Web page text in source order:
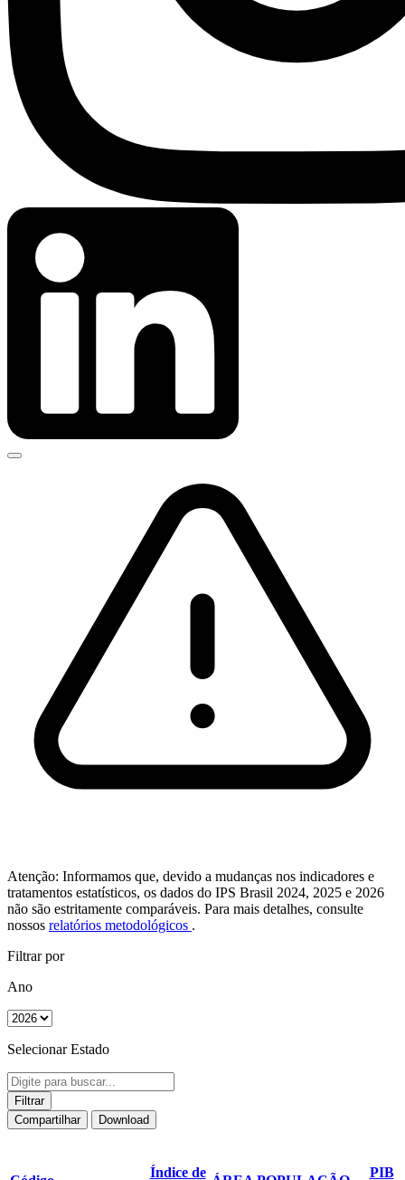
Atenção: Informamos que, devido a mudanças nos indicadores e
tratamentos estatísticos, os dados do IPS Brasil 2024, 2025 e 2026
não são estritamente comparáveis. Para mais detalhes, consulte
nossos relatórios metodológicos .
Filtrar por
Ano
Selecionar Estado
Filtrar
Compartilhar
Download
Índice de PIB